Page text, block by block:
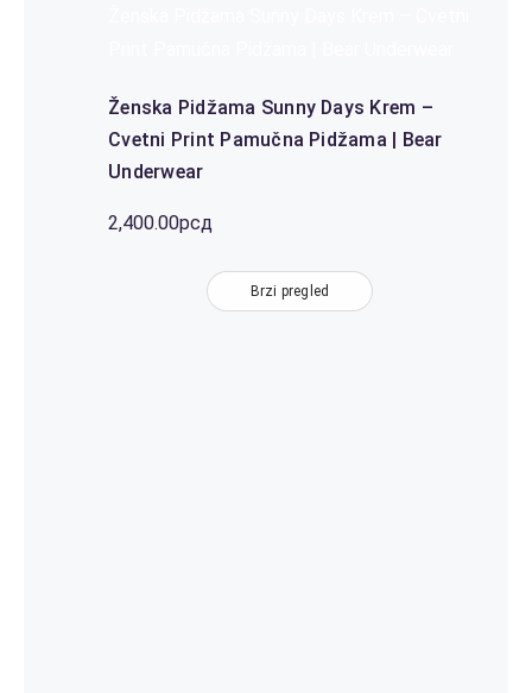
Ženska Pidžama Sunny Days Krem –
Cvetni Print Pamučna Pidžama | Bear
Underwear
2,400.00рсд
Brzi pregled